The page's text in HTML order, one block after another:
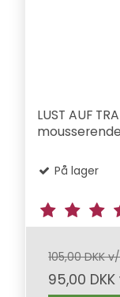
LUST AUF
På lager
105,00 DKK
95,00 DKK